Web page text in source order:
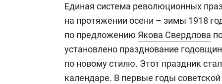
Единая система революционных
на протяжении осени – зимы 1918
по предложению Якова Свердлова
установлено празднование
по новому стилю. Этот праздник
календаре. В первые годы